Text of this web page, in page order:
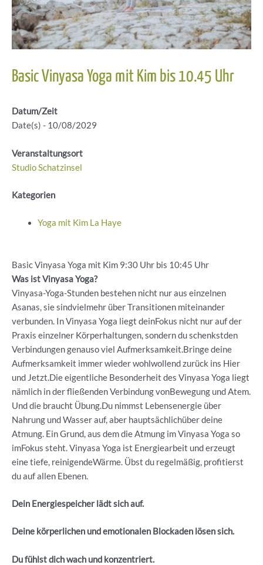
Basic Vinyasa Yoga mit Kim bis 10.45 Uhr
Datum/Zeit
Date(s) - 10/08/2029
Veranstaltungsort
Studio Schatzinsel
Kategorien
Yoga mit Kim La Haye
Basic Vinyasa Yoga mit Kim 9:30 Uhr bis 10:45 Uhr
Was ist Vinyasa Yoga?
Vinyasa-Yoga-Stunden bestehen nicht nur aus einzelnen
Asanas, sie sindvielmehr über Transitionen miteinander
verbunden. In Vinyasa Yoga liegt deinFokus nicht nur auf der
Praxis einzelner Körperhaltungen, sondern du schenkstden
Verbindungen genauso viel Aufmerksamkeit.Bringe deine
Aufmerksamkeit immer wieder wohlwollend zurück ins Hier
und Jetzt.Die eigentliche Besonderheit des Vinyasa Yoga liegt
nämlich in der fließenden Verbindung vonBewegung und Atem.
Und die braucht Übung.Du nimmst Lebensenergie über
Nahrung und Wasser auf, aber hauptsächlichüber deine
Atmung. Ein Grund, aus dem die Atmung im Vinyasa Yoga so
imFokus steht. Vinyasa Yoga ist Energiearbeit und erzeugt
eine tiefe, reinigendeWärme. Übst du regelmäßig, profitierst
du auf allen Ebenen.
Dein Energiespeicher lädt sich auf.
Deine körperlichen und emotionalen Blockaden lösen sich.
Du fühlst dich wach und konzentriert.